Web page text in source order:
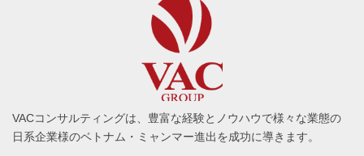
VACコンサルティングは、豊富な経験とノウハウで様々な業態の
日系企業様のベトナム・ミャンマー進出を成功に導きます。